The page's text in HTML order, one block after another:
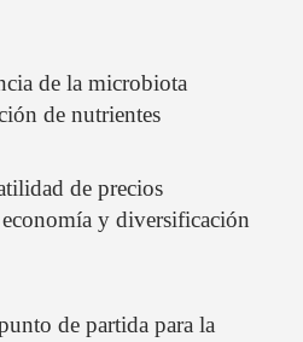
de la microbiota
de nutrientes
de precios
y diversificación
de partida para la